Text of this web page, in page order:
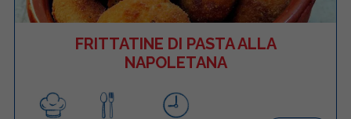
FRITTATINE DI PASTA ALLA
NAPOLETANA